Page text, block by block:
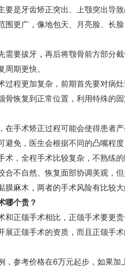
是牙齿矫正突出、上颚突出导致
更广，像地包天、月亮脸、长脸
要拔牙，再后将颚骨前方部分截
期更快。
程更加复杂，前期首先要对病灶
骨恢复到正常位置，利用特殊的
手术矫正过程可能会使得患者产
避免，医生会根据不同的凸嘴程
，全程手术比较复杂，不熟练的
合不自然、恢复面部协调美观，
膜麻木，两者的手术风险有比较
哪个贵？
正颌手术相比，正颌手术要更贵
展正颌手术的资质，而且正颌手
参考价格在6万元起步，如果加